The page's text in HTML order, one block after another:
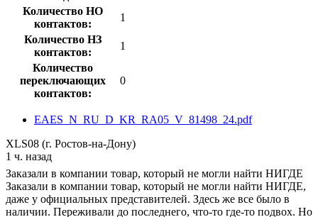
Количество НО
контактов:
1
Количество НЗ
контактов:
1
Количество
переключающих
контактов:
0
EAES_N_RU_D_KR_RA05_V_81498_24.pdf
XLS08 (г. Ростов-на-Дону)
1 ч. назад
Заказали в компании товар, который не могли найти НИГДЕ
Заказали в компании товар, который не могли найти НИГДЕ,
даже у официальных представителей. Здесь же все было в
наличии. Переживали до последнего, что-то где-то подвох. Но